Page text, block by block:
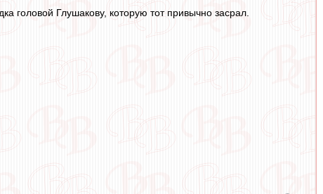
головой Глушакову, которую тот привычно засрал.